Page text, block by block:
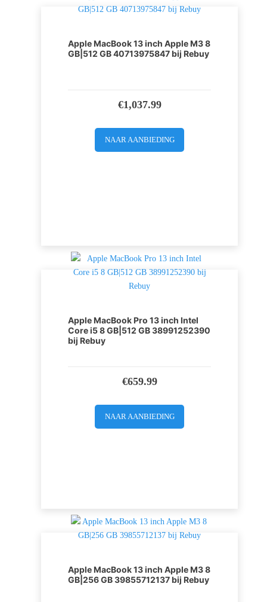
Apple MacBook 13 inch Apple M3 8
GB|512 GB 40713975847 bij Rebuy
€1,037.99
NAAR AANBIEDING
Apple MacBook Pro 13 inch Intel
Core i5 8 GB|512 GB 38991252390
bij Rebuy
€659.99
NAAR AANBIEDING
Apple MacBook 13 inch Apple M3 8
GB|256 GB 39855712137 bij Rebuy